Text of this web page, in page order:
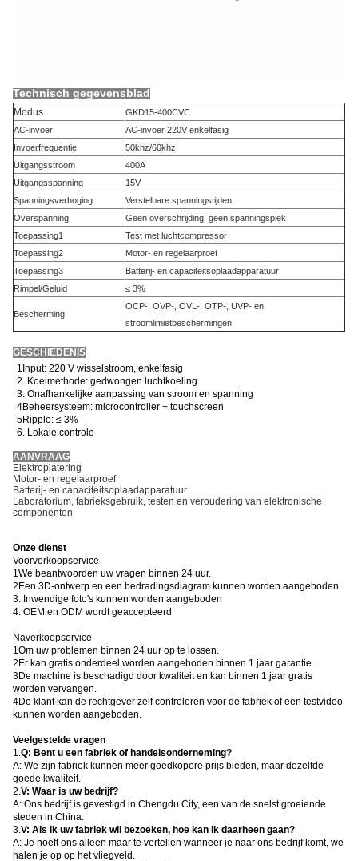
Technisch gegevensblad
Modus
GKD15-400CVC
AC-invoer
AC-invoer 220V enkelfasig
Invoerfrequentie
50khz/60khz
Uitgangsstroom
400A
Uitgangsspanning
15V
Spanningsverhoging
Verstelbare spanningstijden
Overspanning
Geen overschrijding, geen spanningspiek
Toepassing1
Test met luchtcompressor
Toepassing2
Motor- en regelaarproef
Toepassing3
Batterij- en capaciteitsoplaadapparatuur
Rimpel/Geluid
≤ 3%
Bescherming
OCP-, OVP-, OVL-, OTP-, UVP- en
stroomlimietbeschermingen
GESCHIEDENIS
1Input: 220 V wisselstroom, enkelfasig
2. Koelmethode: gedwongen luchtkoeling
3. Onafhankelijke aanpassing van stroom en spanning
4Beheersysteem: microcontroller + touchscreen
5Ripple: ≤ 3%
6. Lokale controle
AANVRAAG
Elektroplatering
Motor- en regelaarproef
Batterij- en capaciteitsoplaadapparatuur
Laboratorium, fabrieksgebruik, testen en veroudering van elektronische
componenten
Onze dienst
Voorverkoopservice
1We beantwoorden uw vragen binnen 24 uur.
2Een 3D-ontwerp en een bedradingsdiagram kunnen worden aangeboden.
3. Inwendige foto's kunnen worden aangeboden
4. OEM en ODM wordt geaccepteerd
Naverkoopservice
1Om uw problemen binnen 24 uur op te lossen.
2Er kan gratis onderdeel worden aangeboden binnen 1 jaar garantie.
3De machine is beschadigd door kwaliteit en kan binnen 1 jaar gratis
worden vervangen.
4De klant kan de rechtgever zelf controleren voor de fabriek of een testvideo
kunnen worden aangeboden.
Veelgestelde vragen
1. Q: Bent u een fabriek of handelsonderneming?
A: We zijn fabriek kunnen meer goedkopere prijs bieden, maar dezelfde
goede kwaliteit.
2. V: Waar is uw bedrijf?
A: Ons bedrijf is gevestigd in Chengdu City, een van de snelst groeiende
steden in China.
3. V: Als ik uw fabriek wil bezoeken, hoe kan ik daarheen gaan?
A: Je hoeft ons alleen maar te vertellen wanneer je naar ons bedrijf komt, we
halen je op op het vliegveld.